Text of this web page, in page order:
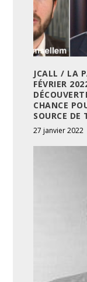
JCALL / LA
FÉVRIER
CHANCE
SOURCE DE
27 janvier 2022